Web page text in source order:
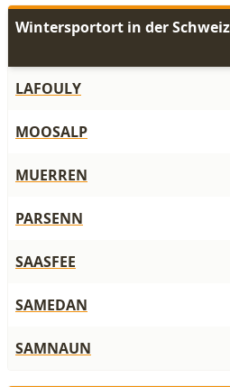
Wintersportort in der
LAFOULY
MOOSALP
MUERREN
PARSENN
SAASFEE
SAMEDAN
SAMNAUN